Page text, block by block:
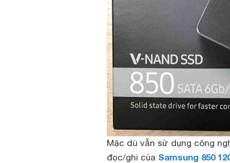
Mặc dù vẫn sử dụng công
đọc/ghi của Samsung 850